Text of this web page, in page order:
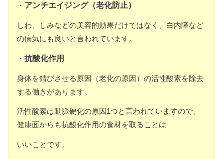
・ アンチエイジング（老化防止）
しわ、しみなどの美容的効果だけではなく、白内障など
の病気にも良いと言われています。
・抗酸化作用
身体を錆びさせる原因（老化の原因）の活性酸素を除去
する働きがあります。
活性酸素は動脈硬化の原因1つと言われていますので、
健康面からも抗酸化作用の食材を取ることは
いいことです。